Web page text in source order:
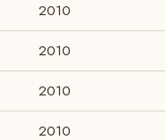
2010
2010
2010
2010